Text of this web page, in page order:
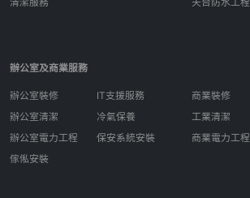
辦公室及商業服務
辦公室裝修
辦公室清潔
辦公室電力工程
傢俬安裝
IT支援服務
冷氣保養
保安系統安裝
商業裝修
工業清潔
商業電力工程